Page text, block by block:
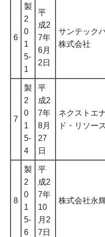
6
製
2
0
1
5-
1
平
成2
7年
6月
2日
サンテック
株式会社
7
製
2
0
1
5-
4
平
成2
7年
8月
27
日
ネクストエ
ド・リソー
8
製
2
0
1
5-
6
平
成2
7年
10
月2
7日
株式会社永